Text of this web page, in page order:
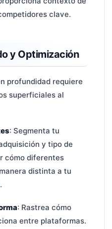
clave.
y Optimización
profundidad requiere
superficiales al
: Segmenta tu
y tipo de
cómo diferentes
distinta a tu
: Rastrea cómo
entre plataformas.